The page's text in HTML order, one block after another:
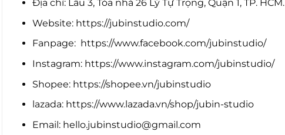
Địa chỉ: Lầu 3, Tòa nhà 26 Lý Tự Trọng, Quận 1, TP. HCM.
Website: https://jubinstudio.com/
Fanpage: https://www.facebook.com/jubinstudio/
Instagram: https://www.instagram.com/jubinstudio/
Shopee: https://shopee.vn/jubinstudio
lazada: https://www.lazada.vn/shop/jubin-studio
Email: hello.jubinstudio@gmail.com